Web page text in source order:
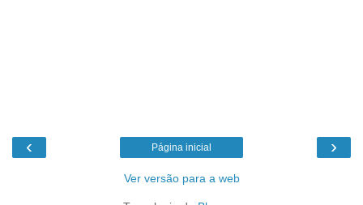
‹ ›
Página inicial
Ver versão para a web